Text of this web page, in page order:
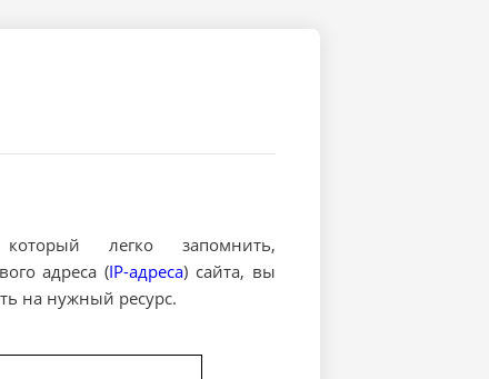
легко запомнить,
адреса (IP-адреса) сайта, вы
на нужный ресурс.